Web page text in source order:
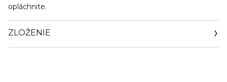
opláchnite.
ZLOŽENIE